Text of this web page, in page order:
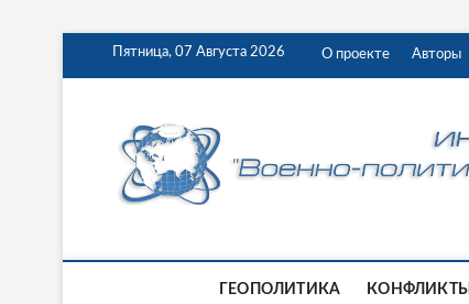
Пятница, 07 Августа 2026 О проекте Авторы
ГЕОПОЛИТИКА КОНФЛИКТЫ